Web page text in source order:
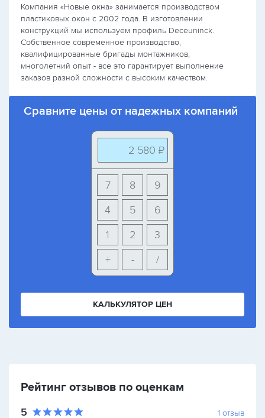
Компания «Новые окна» занимается производством
пластиковых окон с 2002 года. В изготовлении
конструкций мы используем профиль Deceuninck.
Собственное современное производство,
квалифицированные бригады монтажников,
многолетний опыт - все это гарантирует выполнение
заказов разной сложности с высоким качеством.
Сравните цены от надежных компаний
2 580 ₽
9
8
7
6
5
4
3
2
1
+
- /
КАЛЬКУЛЯТОР ЦЕН
Рейтинг отзывов по оценкам
5 1 отзыв